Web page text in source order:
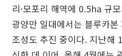
리·모포리 해역에 0.5ha 규
광양만 일대에서는 블루카
조성도 추진 중이다. 지난해